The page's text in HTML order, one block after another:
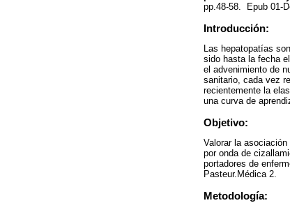
pp.48-58. Epub 01-
Introducción:
Las hepatopatías
sido hasta la fecha
el advenimiento de
sanitario, cada vez
recientemente la
una curva de
Objetivo:
Valorar la
por onda de
portadores de
Pasteur.Médica 2.
Metodología: